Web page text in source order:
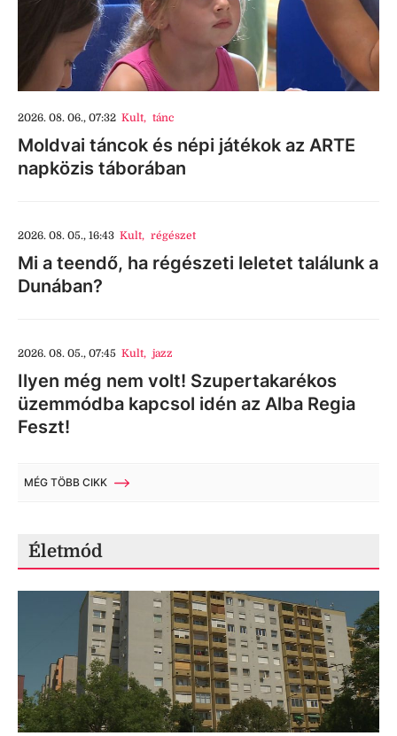
2026. 08. 06., 07:32 Kult, tánc
Moldvai táncok és népi játékok az ARTE
napközis táborában
2026. 08. 05., 16:43 Kult, régészet
Mi a teendő, ha régészeti leletet találunk a
Dunában?
2026. 08. 05., 07:45 Kult, jazz
Ilyen még nem volt! Szupertakarékos
üzemmódba kapcsol idén az Alba Regia
Feszt!
MÉG TÖBB CIKK
Életmód